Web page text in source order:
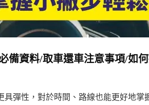
備資料/取車還車注意事項/如
具彈性，對於時間、路線也能更好地掌